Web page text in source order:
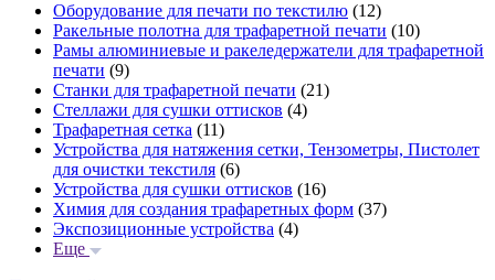
Оборудование для печати по текстилю (12)
Ракельные полотна для трафаретной печати (10)
Рамы алюминиевые и ракеледержатели для трафаретной
печати (9)
Станки для трафаретной печати (21)
Стеллажи для сушки оттисков (4)
Трафаретная сетка (11)
Устройства для натяжения сетки, Тензометры, Пистолет
для очистки текстиля (6)
Устройства для сушки оттисков (16)
Химия для создания трафаретных форм (37)
Экспозиционные устройства (4)
Еще